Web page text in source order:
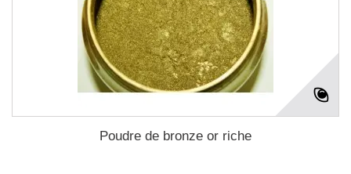
Poudre de bronze or riche